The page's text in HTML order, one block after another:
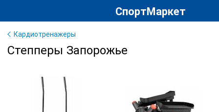
СпортМаркет
Кардиотренажеры
Степперы Запорожье